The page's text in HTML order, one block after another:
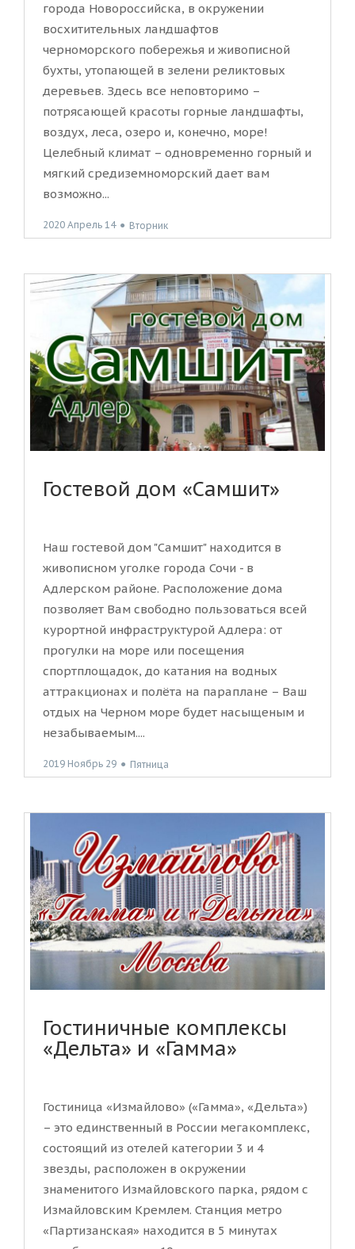
города Новороссийска, в окружении
восхитительных ландшафтов
черноморского побережья и живописной
бухты, утопающей в зелени реликтовых
деревьев. Здесь все неповторимо –
потрясающей красоты горные ландшафты,
воздух, леса, озеро и, конечно, море!
Целебный климат – одновременно горный и
мягкий средиземноморский дает вам
возможно...
2020 Апрель 14 ● Вторник
Гостевой дом «Самшит»
Наш гостевой дом "Самшит" находится в
живописном уголке города Сочи - в
Адлерском районе. Расположение дома
позволяет Вам свободно пользоваться всей
курортной инфраструктурой Адлера: от
прогулки на море или посещения
спортплощадок, до катания на водных
аттракционах и полёта на параплане – Ваш
отдых на Черном море будет насыщеным и
незабываемым....
2019 Ноябрь 29 ● Пятница
Гостиничные комплексы
«Дельта» и «Гамма»
Гостиница «Измайлово» («Гамма», «Дельта»)
– это единственный в России мегакомплекс,
состоящий из отелей категории 3 и 4
звезды, расположен в окружении
знаменитого Измайловского парка, рядом с
Измайловским Кремлем. Станция метро
«Партизанская» находится в 5 минутах